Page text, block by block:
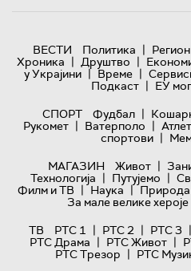
ВЕСТИ Политика | Регион
Хроника | Друштво |
у Украјини | Време |
Подкаст | ЕУ
СПОРТ
Фудбал |
Рукомет | Ватерполо |
спортови |
МАГАЗИН
Живот |
Технологијa | Путујемо |
Филм и ТВ | Наука | Природа
За мале велике хероје
ТВ
РТС 1 | РТС 2 | РТС 3 |
РТС Драма | РТС Живот |
РТС Трезор | РТС